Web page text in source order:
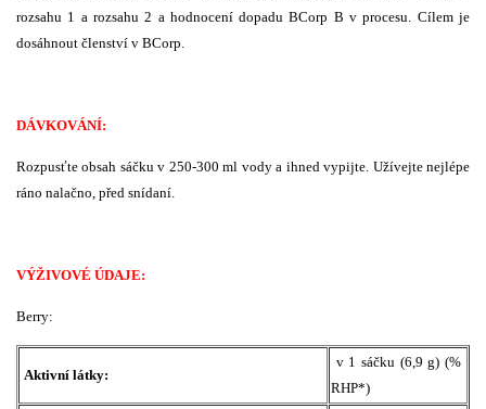
rozsahu 1 a rozsahu 2 a hodnocení dopadu BCorp B v procesu. Cílem je
dosáhnout členství v BCorp.
DÁVKOVÁNÍ:
Rozpusťte obsah sáčku v 250-300 ml vody a ihned vypijte. Užívejte nejlépe
ráno nalačno, před snídaní.
VÝŽIVOVÉ ÚDAJE:
Berry:
Aktivní látky:
v 1 sáčku (6,9 g) (%
RHP*)